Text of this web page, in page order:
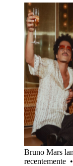
Bruno Mars
recentemente •